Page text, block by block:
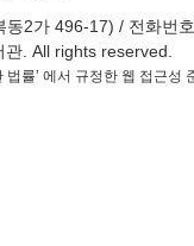
2가 496-17) / 전화
. All rights reserved.
률’ 에서 규정한 웹 접근